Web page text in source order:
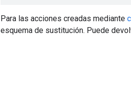
Para las acciones creadas mediante
esquema de sustitución. Puede